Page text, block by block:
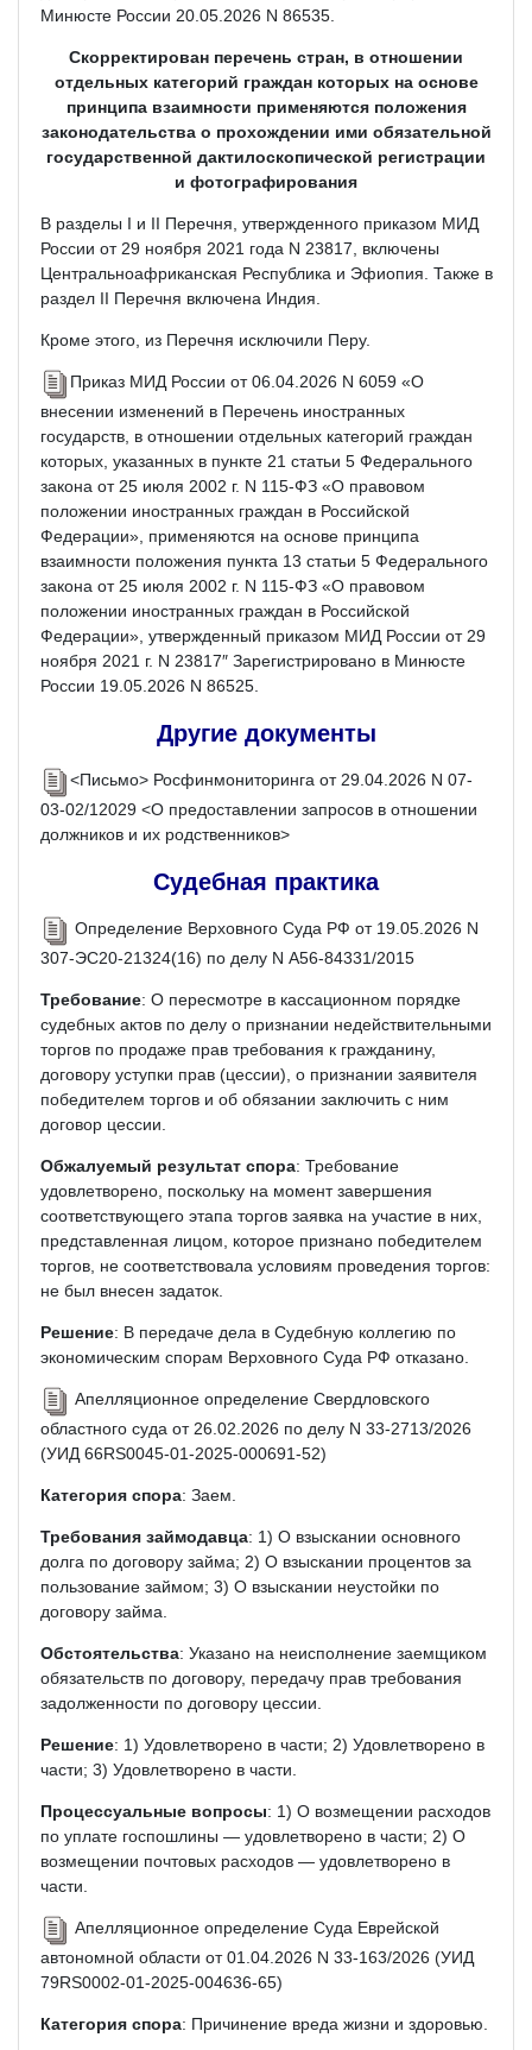
Минюсте России 20.05.2026 N 86535.
Скорректирован перечень стран, в отношении
отдельных категорий граждан которых на основе
принципа взаимности применяются положения
законодательства о прохождении ими обязательной
государственной дактилоскопической регистрации
и фотографирования
В разделы I и II Перечня, утвержденного приказом МИД
России от 29 ноября 2021 года N 23817, включены
Центральноафриканская Республика и Эфиопия. Также в
раздел II Перечня включена Индия.
Кроме этого, из Перечня исключили Перу.
Приказ МИД России от 06.04.2026 N 6059 «О
внесении изменений в Перечень иностранных
государств, в отношении отдельных категорий граждан
которых, указанных в пункте 21 статьи 5 Федерального
закона от 25 июля 2002 г. N 115-ФЗ «О правовом
положении иностранных граждан в Российской
Федерации», применяются на основе принципа
взаимности положения пункта 13 статьи 5 Федерального
закона от 25 июля 2002 г. N 115-ФЗ «О правовом
положении иностранных граждан в Российской
Федерации», утвержденный приказом МИД России от 29
ноября 2021 г. N 23817″ Зарегистрировано в Минюсте
России 19.05.2026 N 86525.
Другие документы
<Письмо> Росфинмониторинга от 29.04.2026 N 07-
03-02/12029 <О предоставлении запросов в отношении
должников и их родственников>
Судебная практика
Определение Верховного Суда РФ от 19.05.2026 N
307-ЭС20-21324(16) по делу N А56-84331/2015
Требование: О пересмотре в кассационном порядке
судебных актов по делу о признании недействительными
торгов по продаже прав требования к гражданину,
договору уступки прав (цессии), о признании заявителя
победителем торгов и об обязании заключить с ним
договор цессии.
Обжалуемый результат спора: Требование
удовлетворено, поскольку на момент завершения
соответствующего этапа торгов заявка на участие в них,
представленная лицом, которое признано победителем
торгов, не соответствовала условиям проведения торгов:
не был внесен задаток.
Решение: В передаче дела в Судебную коллегию по
экономическим спорам Верховного Суда РФ отказано.
Апелляционное определение Свердловского
областного суда от 26.02.2026 по делу N 33-2713/2026
(УИД 66RS0045-01-2025-000691-52)
Категория спора: Заем.
Требования займодавца: 1) О взыскании основного
долга по договору займа; 2) О взыскании процентов за
пользование займом; 3) О взыскании неустойки по
договору займа.
Обстоятельства: Указано на неисполнение заемщиком
обязательств по договору, передачу прав требования
задолженности по договору цессии.
Решение: 1) Удовлетворено в части; 2) Удовлетворено в
части; 3) Удовлетворено в части.
Процессуальные вопросы: 1) О возмещении расходов
по уплате госпошлины — удовлетворено в части; 2) О
возмещении почтовых расходов — удовлетворено в
части.
Апелляционное определение Суда Еврейской
автономной области от 01.04.2026 N 33-163/2026 (УИД
79RS0002-01-2025-004636-65)
Категория спора: Причинение вреда жизни и здоровью.